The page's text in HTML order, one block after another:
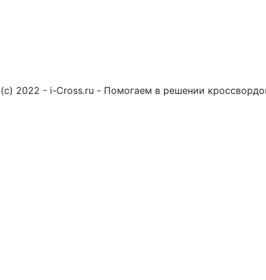
(c) 2022 - i-Cross.ru - Помогаем в решении